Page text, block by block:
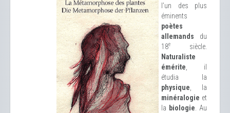
l’un des plus
éminents
poètes
allemands du
18e
siècle.
Naturaliste
émérite , il
étudia la
physique , la
minéralogie et
la biologie . Au